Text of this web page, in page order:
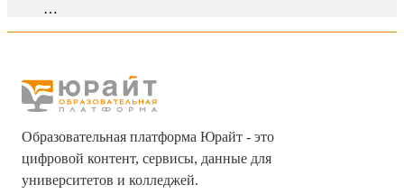
…
Образовательная платформа Юрайт - это
цифровой контент, сервисы, данные для
университетов и колледжей.